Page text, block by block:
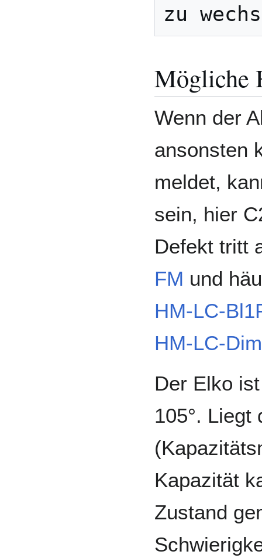
Mögliche
Wenn der
ansonsten
meldet,
sein, hier
Defekt tritt
FM und
HM-LC-
HM-LC-
Der Elko
105°. Liegt
Kapazität
Zustand